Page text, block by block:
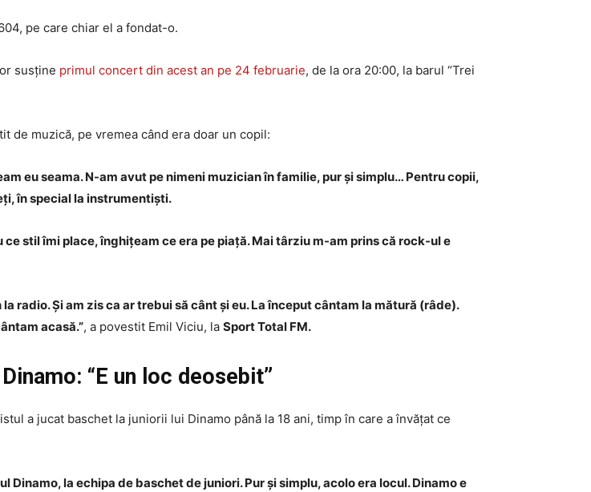
pe care chiar el a fondat-o.
susține primul concert din acest an pe 24 februarie, de la ora 20:00, la barul “Trei
de muzică, pe vremea când era doar un copil:
eu seama. N-am avut pe nimeni muzician în familie, pur și simplu… Pentru copii,
în special la instrumentiști.
stil îmi place, înghițeam ce era pe piață. Mai târziu m-am prins că rock-ul e
radio. Și am zis ca ar trebui să cânt și eu. La început cântam la mătură (râde).
acasă.”, a povestit Emil Viciu, la Sport Total FM.
“E un loc deosebit”
a jucat baschet la juniorii lui Dinamo până la 18 ani, timp în care a învățat ce
la echipa de baschet de juniori. Pur și simplu, acolo era locul. Dinamo e